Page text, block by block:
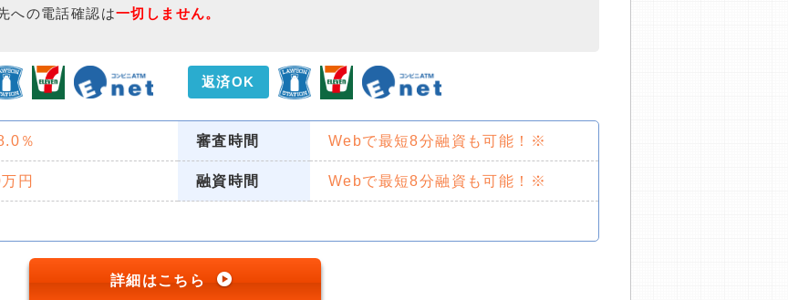
への電話確認は一切しません。
返済OK
％ 審査時間 Webで最短8分融資も可能！※
円 融資時間 Webで最短8分融資も可能！※
詳細はこちら